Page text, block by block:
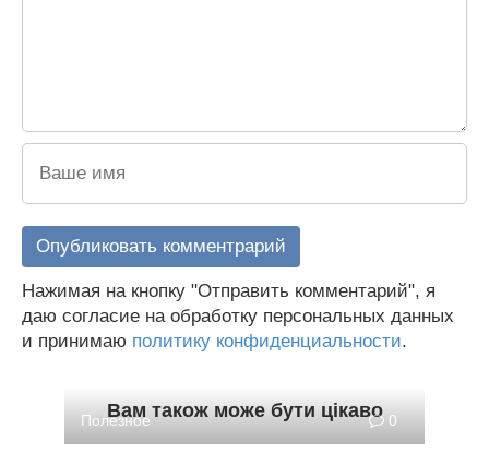
Нажимая на кнопку "Отправить комментарий", я
даю согласие на обработку персональных данных
и принимаю политику конфиденциальности.
Вам також може бути цікаво
Полезное 0